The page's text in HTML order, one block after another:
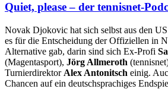
Quiet, please – der tennisnet-
Novak Djokovic hat sich selbst aus den
es für die Entscheidung der Offiziellen in
Alternative gab, darin sind sich Ex-Profi
(Magentasport), Jörg Allmeroth
Turnierdirektor Alex Antonitsch einig.
Chancen auf ein deutschsprachiges